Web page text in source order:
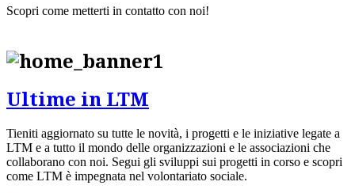
Scopri come metterti in contatto con noi!
Ultime in LTM
Tieniti aggiornato su tutte le novità, i progetti e le iniziative legate a
LTM e a tutto il mondo delle organizzazioni e le associazioni che
collaborano con noi. Segui gli sviluppi sui progetti in corso e scopri
come LTM è impegnata nel volontariato sociale.